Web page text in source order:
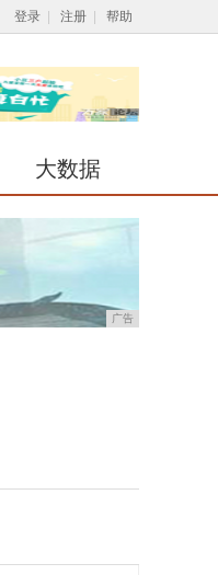
登录 注册 帮助
大数据
广告